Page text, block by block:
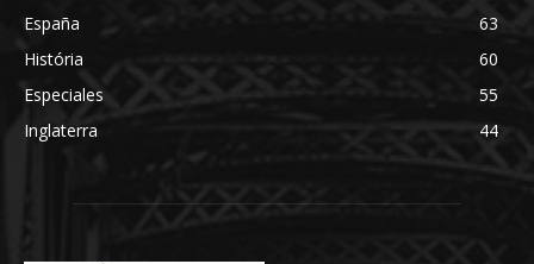
España
63
História
60
Especiales
55
Inglaterra
44